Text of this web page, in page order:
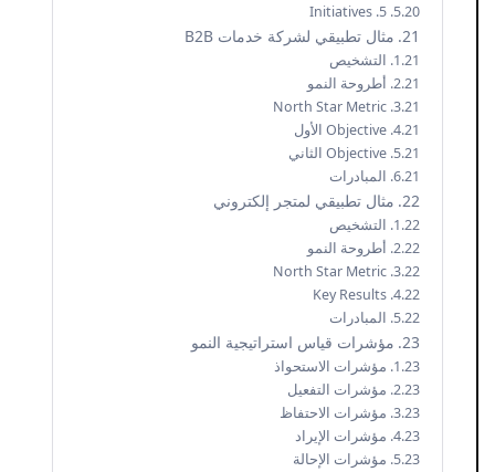
5. Initiatives
مثال تطبيقي لشركة خدمات B2B
التشخيص
أطروحة النمو
North Star Metric
Objective الأول
Objective الثاني
المبادرات
مثال تطبيقي لمتجر إلكتروني
التشخيص
أطروحة النمو
North Star Metric
Key Results
المبادرات
مؤشرات قياس استراتيجية النمو
مؤشرات الاستحواذ
مؤشرات التفعيل
مؤشرات الاحتفاظ
مؤشرات الإيراد
مؤشرات الإحالة